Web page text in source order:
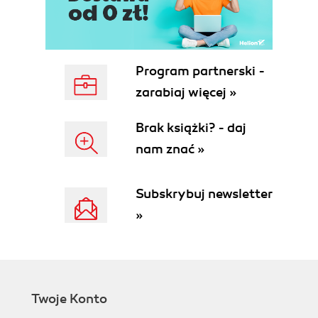
Rozdział 4. Serwery wirtualne (123)
Implementacja dwóch witryn (123)
Implementacja serwerów wirtualnych (123)
Dwie kopie serwera Apache (128)
Serwery wirtualne konfigurowane dynamicznie
(132)
Protokół uwierzytelniania (137)
Dyrektywy sterujące uwierzytelnianiem (139)
Hasła w systemie Windows (146)
Hasła w sieci WWW (146)
Pliki DBM w Uniksie (151)
Program partnerski -
zarabiaj więcej »
Brak książki? - daj
nam znać »
Subskrybuj newsletter
»
Twoje Konto